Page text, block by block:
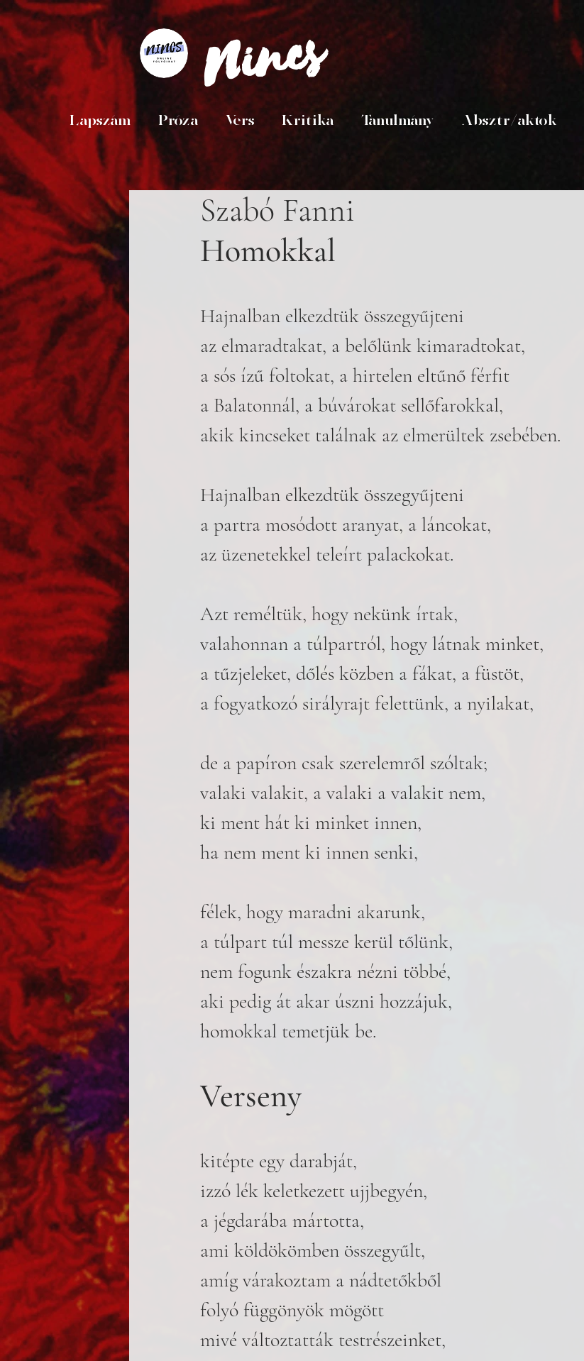
Nincs
Lapszám Próza Vers Kritika Tanulmány Absztr/aktok
Szabó Fanni
Homokkal
Hajnalban elkezdtük összegyűjteni
az elmaradtakat, a belőlünk kimaradtokat,
a sós ízű foltokat, a hirtelen eltűnő férfit
a Balatonnál, a búvárokat sellőfarokkal,
akik kincseket találnak az elmerültek zsebében.
Hajnalban elkezdtük összegyűjteni
a partra mosódott aranyat, a láncokat,
az üzenetekkel teleírt palackokat.
Azt reméltük, hogy nekünk írtak,
valahonnan a túlpartról, hogy látnak minket,
a tűzjeleket, dőlés közben a fákat, a füstöt,
a fogyatkozó sirályrajt felettünk, a nyilakat,
de a papíron csak szerelemről szóltak;
valaki valakit, a valaki a valakit nem,
ki ment hát ki minket innen,
ha nem ment ki innen senki,
félek, hogy maradni akarunk,
a túlpart túl messze kerül tőlünk,
nem fogunk északra nézni többé,
aki pedig át akar úszni hozzájuk,
homokkal temetjük be.
Verseny
kitépte egy darabját,
izzó lék keletkezett ujjbegyén,
a jégdarába mártotta,
ami köldökömben összegyűlt,
amíg várakoztam a nádtetőkből
folyó függönyök mögött
mivé változtatták testrészeinket,